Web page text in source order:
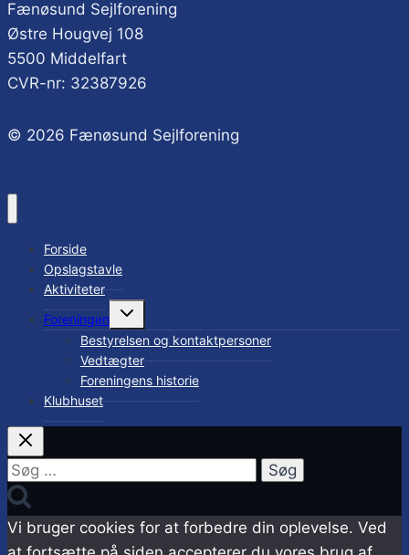
Fænøsund Sejlforening
Østre Hougvej 108
5500 Middelfart
CVR-nr: 32387926
© 2026 Fænøsund Sejlforening
Forside
Opslagstavle
Aktiviteter
Foreningen
Skift
undermenu
Bestyrelsen og kontaktpersoner
Vedtægter
Foreningens historie
Klubhuset
Søg
efter:
Vi bruger cookies for at forbedre din oplevelse. Ved